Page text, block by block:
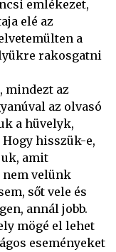
emlékezet,
elé az
a
rakosgatni
mindezt az
az olvasó
a hüvelyk,
hisszük-e,
amit
nem velünk
sőt vele és
annál jobb.
mögé el lehet
eseményeket